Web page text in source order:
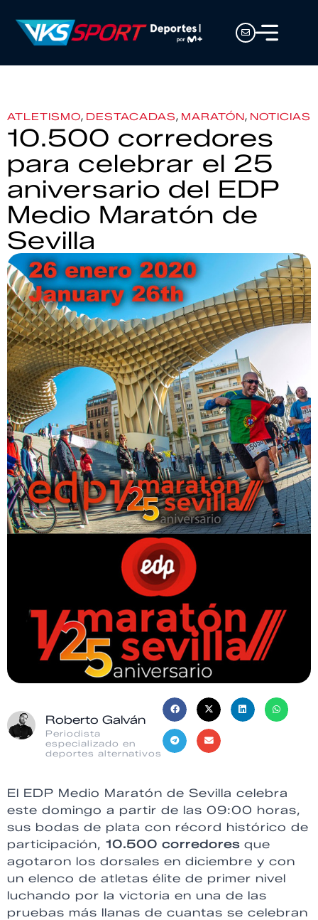
ATLETISMO, DESTACADAS, MARATÓN, NOTICIAS
10.500 corredores
para celebrar el 25
aniversario del EDP
Medio Maratón de
Sevilla
Roberto Galván
Periodista
especializado en
deportes alternativos
El EDP Medio Maratón de Sevilla celebra
este domingo a partir de las 09:00 horas,
sus bodas de plata con récord histórico de
participación, 10.500 corredores que
agotaron los dorsales en diciembre y con
un elenco de atletas élite de primer nivel
luchando por la victoria en una de las
pruebas más llanas de cuantas se celebran